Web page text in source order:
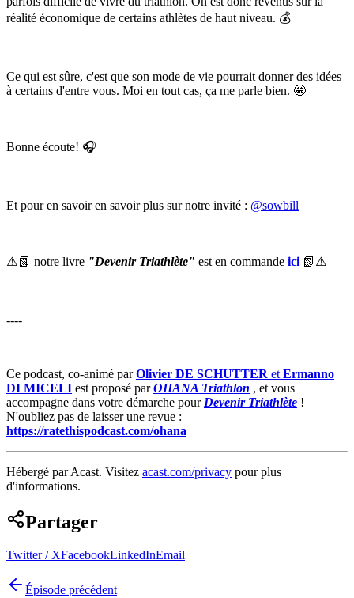
réalité économique de certains athlètes de haut niveau. 💰
Ce qui est sûre, c'est que son mode de vie pourrait donner des idées
à certains d'entre vous. Moi en tout cas, ça me parle bien. 🤩
Bonne écoute! 🎧
Et pour en savoir en savoir plus sur notre invité : @sowbill
⚠️📗 notre livre "Devenir Triathlète" est en commande ici 📗⚠️
----
Ce podcast, co-animé parOlivier DE SCHUTTER et Ermanno
DI MICELI est proposé parOHANA Triathlon , et vous
accompagne dans votre démarche pour Devenir Triathlète !
N'oubliez pas de laisser une revue :
https://ratethispodcast.com/ohana
Hébergé par Acast. Visitez acast.com/privacy pour plus
d'informations.
Partager
Twitter / XFacebookLinkedInEmail
Épisode précédent